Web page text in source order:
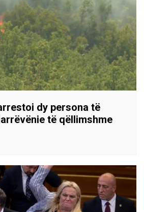
dy persona të
të qëllimshme